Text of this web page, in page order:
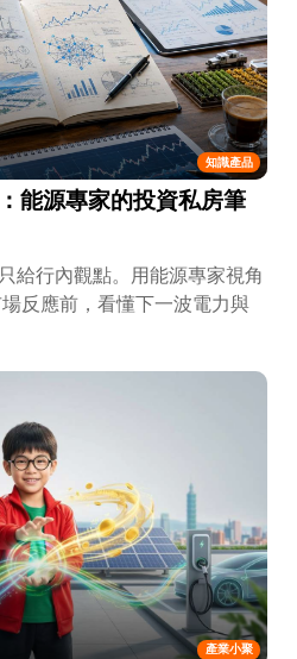
知識產品
能源專家的投資私房筆
給行內觀點。用能源專家視角
反應前，看懂下一波電力與
產業小聚